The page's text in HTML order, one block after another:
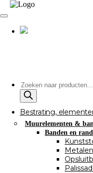
Producten
zoeken
Bestrating,
Muurelementen &
Banden en